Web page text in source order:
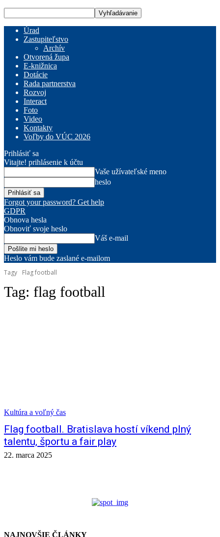
Úrad
Zastupiteľstvo
Archív
Otvorená župa
E-knižnica
Dotácie
Rada partnerstva
Rozvoj
Interact
Foto
Video
Kontakty
Voľby do VÚC 2026
Prihlásiť sa
Vitajte! prihlásenie k účtu
Vaše užívateľské meno
heslo
Forgot your password? Get help
GDPR
Obnova hesla
Obnoviť svoje heslo
Váš e-mail
Heslo vám bude zaslané e-mailom
Tagy
Flag football
Tag: flag football
Kultúra a voľný čas
Flag football. Bratislava hostí víkend plný
talentu, športu a fair play
22. marca 2025
NAJNOVŠIE ČLÁNKY